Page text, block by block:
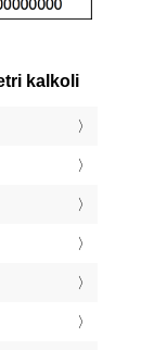
kalkoli